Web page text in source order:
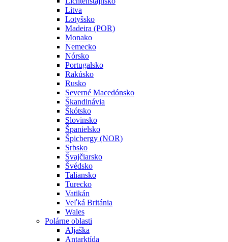
Litva
Lotyšsko
Madeira (POR)
Monako
Nemecko
Nórsko
Portugalsko
Rakúsko
Rusko
Severné Macedónsko
Škandinávia
Škótsko
Slovinsko
Španielsko
Špicbergy (NOR)
Srbsko
Švajčiarsko
Švédsko
Taliansko
Turecko
Vatikán
Veľká Británia
Wales
Polárne oblasti
Aljaška
Antarktída